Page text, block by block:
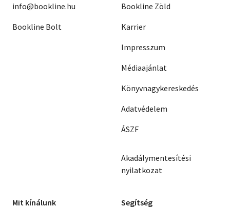
info@bookline.hu
Bookline Bolt
Bookline Zöld
Karrier
Impresszum
Médiaajánlat
Könyvnagykereskedés
Adatvédelem
ÁSZF
Akadálymentesítési
nyilatkozat
Mit kínálunk Segítség